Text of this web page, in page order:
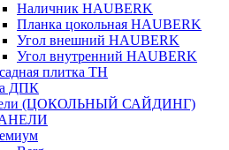
Наличник HAUBERK
Планка цокольная HAUBERK
Угол внешний HAUBERK
Угол внутренний HAUBERK
плитка ТН
ДПК
(ЦОКОЛЬНЫЙ САЙДИНГ)